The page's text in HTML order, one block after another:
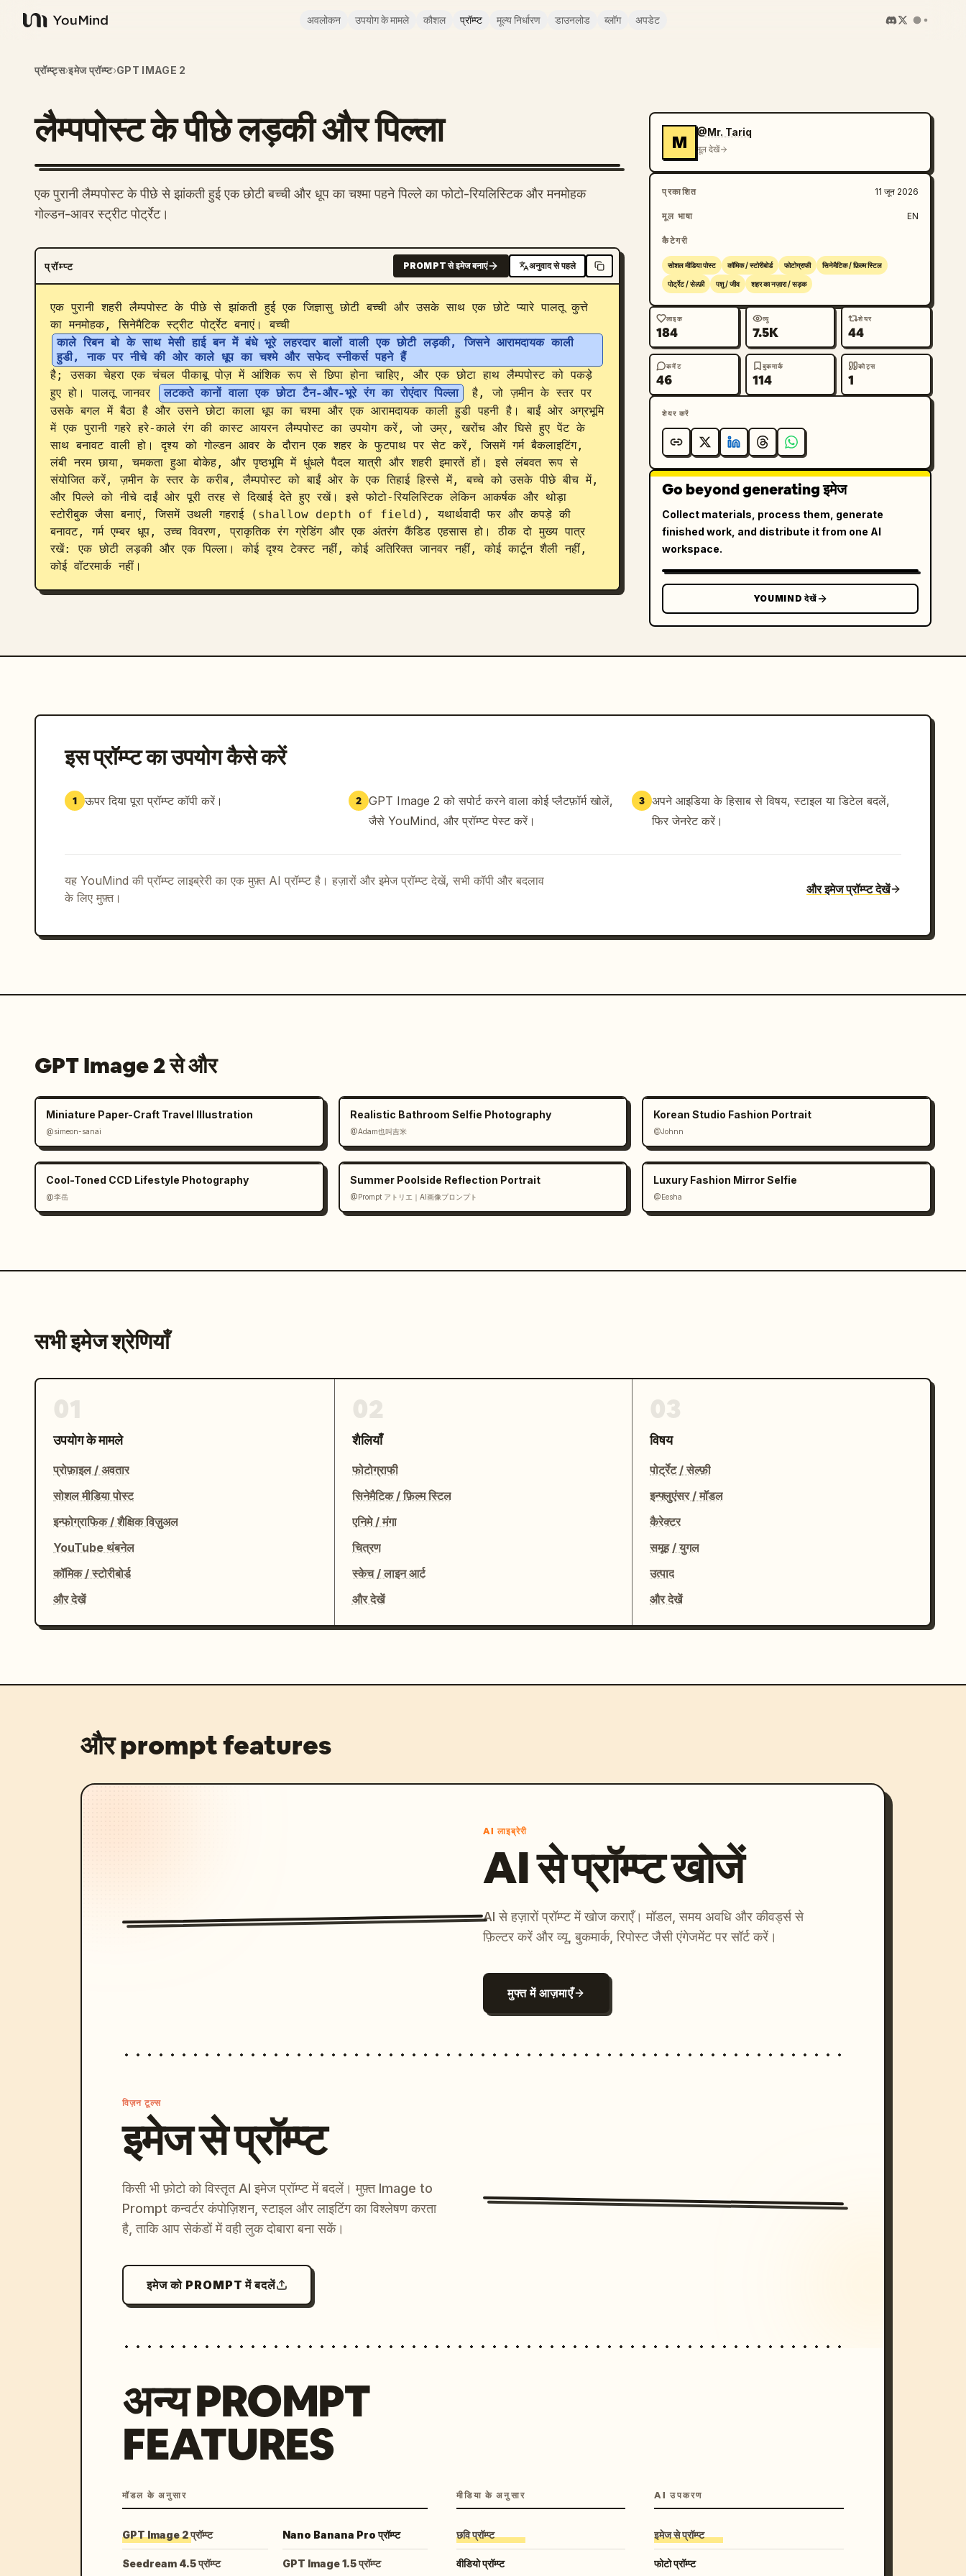
YouMind
अवलोकन उपयोग के मामले कौशल प्रॉम्प्ट मूल्य निर्धारण डाउनलोड ब्लॉग अपडेट
प्रॉम्प्ट्स›इमेज प्रॉम्प्ट›GPT IMAGE 2
लैम्पपोस्ट के पीछे लड़की और पिल्ला
एक पुरानी लैम्पपोस्ट के पीछे से झांकती हुई एक छोटी बच्ची और धूप का चश्मा पहने पिल्ले का फोटो-रियलिस्टिक और मनमोहक
गोल्डन-आवर स्ट्रीट पोर्ट्रेट।
प्रॉम्प्ट PROMPT से इमेज बनाएं अनुवाद से पहले
एक पुरानी शहरी लैम्पपोस्ट के पीछे से झांकती हुई एक जिज्ञासु छोटी बच्ची और उसके साथ एक छोटे प्यारे पालतू कुत्ते
का मनमोहक, सिनेमैटिक स्ट्रीट पोर्ट्रेट बनाएं। बच्ची
काले रिबन बो के साथ मेसी हाई बन में बंधे भूरे लहरदार बालों वाली एक छोटी लड़की, जिसने आरामदायक काली
हुडी, नाक पर नीचे की ओर काले धूप का चश्मे और सफेद स्नीकर्स पहने हैं
है; उसका चेहरा एक चंचल पीकाबू पोज़ में आंशिक रूप से छिपा होना चाहिए, और एक छोटा हाथ लैम्पपोस्ट को पकड़े
हुए हो। पालतू जानवर
लटकते कानों वाला एक छोटा टैन-और-भूरे रंग का रोएंदार पिल्ला
है, जो ज़मीन के स्तर पर
उसके बगल में बैठा है और उसने छोटा काला धूप का चश्मा और एक आरामदायक काली हुडी पहनी है। बाईं ओर अग्रभूमि
में एक पुरानी गहरे हरे-काले रंग की कास्ट आयरन लैम्पपोस्ट का उपयोग करें, जो उम्र, खरोंच और घिसे हुए पेंट के
साथ बनावट वाली हो। दृश्य को गोल्डन आवर के दौरान एक शहर के फुटपाथ पर सेट करें, जिसमें गर्म बैकलाइटिंग,
लंबी नरम छाया, चमकता हुआ बोकेह, और पृष्ठभूमि में धुंधले पैदल यात्री और शहरी इमारतें हों। इसे लंबवत रूप से
संयोजित करें, ज़मीन के स्तर के करीब, लैम्पपोस्ट को बाईं ओर के एक तिहाई हिस्से में, बच्चे को उसके पीछे बीच में,
और पिल्ले को नीचे दाईं ओर पूरी तरह से दिखाई देते हुए रखें। इसे फोटो-रियलिस्टिक लेकिन आकर्षक और थोड़ा
स्टोरीबुक जैसा बनाएं, जिसमें उथली गहराई (shallow depth of field), यथार्थवादी फर और कपड़े की
बनावट, गर्म एम्बर धूप, उच्च विवरण, प्राकृतिक रंग ग्रेडिंग और एक अंतरंग कैंडिड एहसास हो। ठीक दो मुख्य पात्र
रखें: एक छोटी लड़की और एक पिल्ला। कोई दृश्य टेक्स्ट नहीं, कोई अतिरिक्त जानवर नहीं, कोई कार्टून शैली नहीं,
कोई वॉटरमार्क नहीं।
M
@Mr. Tariq
मूल देखें
प्रकाशित 11 जून 2026
मूल भाषा EN
कैटेगरी
सोशल मीडिया पोस्ट कॉमिक / स्टोरीबोर्ड फोटोग्राफी सिनेमैटिक / फ़िल्म स्टिल
पोर्ट्रेट / सेल्फ़ी पशु / जीव शहर का नज़ारा / सड़क
लाइक
184
व्यू
7.5K
शेयर
44
कमेंट
46
बुकमार्क
114
कोट्स
1
शेयर करें
Go beyond generating इमेज
Collect materials, process them, generate
finished work, and distribute it from one AI
workspace.
YOUMIND देखें
इस प्रॉम्प्ट का उपयोग कैसे करें
1 ऊपर दिया पूरा प्रॉम्प्ट कॉपी करें। 2 GPT Image 2 को सपोर्ट करने वाला कोई प्लैटफ़ॉर्म खोलें,
जैसे YouMind, और प्रॉम्प्ट पेस्ट करें।
3 अपने आइडिया के हिसाब से विषय, स्टाइल या डिटेल बदलें,
फिर जेनरेट करें।
यह YouMind की प्रॉम्प्ट लाइब्रेरी का एक मुफ़्त AI प्रॉम्प्ट है। हज़ारों और इमेज प्रॉम्प्ट देखें, सभी कॉपी और बदलाव
के लिए मुफ़्त।
और इमेज प्रॉम्प्ट देखें
GPT Image 2 से और
Miniature Paper-Craft Travel Illustration
@simeon-sanai
Realistic Bathroom Selfie Photography
@Adam也叫吉米
Korean Studio Fashion Portrait
@Johnn
Cool-Toned CCD Lifestyle Photography
@李岳
Summer Poolside Reflection Portrait
@Prompt アトリエ｜AI画像プロンプト
Luxury Fashion Mirror Selfie
@Eesha
सभी इमेज श्रेणियाँ
उपयोग के मामले
प्रोफ़ाइल / अवतार
सोशल मीडिया पोस्ट
इन्फोग्राफिक / शैक्षिक विज़ुअल
YouTube थंबनेल
कॉमिक / स्टोरीबोर्ड
और देखें
शैलियाँ
फोटोग्राफी
सिनेमैटिक / फ़िल्म स्टिल
एनिमे / मंगा
चित्रण
स्केच / लाइन आर्ट
और देखें
विषय
पोर्ट्रेट / सेल्फ़ी
इन्फ्लुएंसर / मॉडल
कैरेक्टर
समूह / युगल
उत्पाद
और देखें
और prompt features
AI लाइब्रेरी
AI से प्रॉम्प्ट खोजें
AI से हज़ारों प्रॉम्प्ट में खोज कराएँ। मॉडल, समय अवधि और कीवर्ड्स से
फ़िल्टर करें और व्यू, बुकमार्क, रिपोस्ट जैसी एंगेजमेंट पर सॉर्ट करें।
मुफ्त में आज़माएँ
विज़न टूल्स
इमेज से प्रॉम्प्ट
किसी भी फ़ोटो को विस्तृत AI इमेज प्रॉम्प्ट में बदलें। मुफ़्त Image to
Prompt कन्वर्टर कंपोज़िशन, स्टाइल और लाइटिंग का विश्लेषण करता
है, ताकि आप सेकंडों में वही लुक दोबारा बना सकें।
इमेज को PROMPT में बदलें
अन्य PROMPT
FEATURES
मॉडल के अनुसार
GPT Image 2 प्रॉम्प्ट Nano Banana Pro प्रॉम्प्ट
Seedream 4.5 प्रॉम्प्ट GPT Image 1.5 प्रॉम्प्ट
मीडिया के अनुसार
छवि प्रॉम्प्ट
वीडियो प्रॉम्प्ट
AI उपकरण
इमेज से प्रॉम्प्ट
फोटो प्रॉम्प्ट